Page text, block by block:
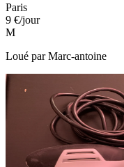
Paris
9 €/jour
M
Loué parMarc-antoine